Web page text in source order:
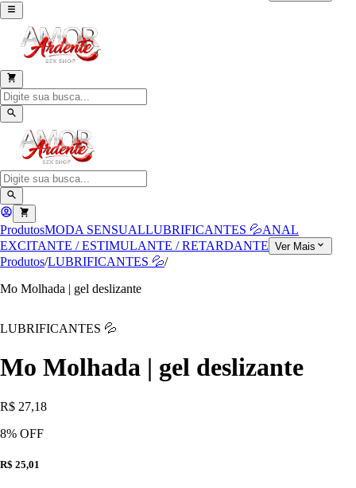
ProdutosMODA SENSUALLUBRIFICANTES 💦ANAL
EXCITANTE / ESTIMULANTE / RETARDANTE Ver Mais
Produtos/LUBRIFICANTES 💦/
Mo Molhada | gel deslizante
LUBRIFICANTES 💦
Mo Molhada | gel deslizante
R$ 27,18
8% OFF
R$ 25,01